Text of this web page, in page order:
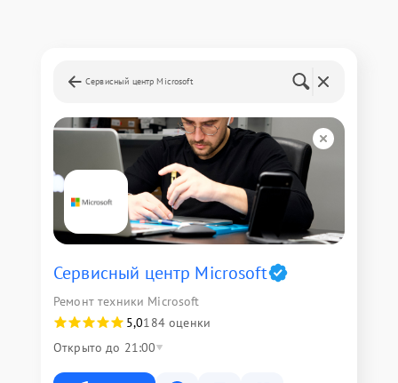
Сервисный центр Microsoft
Сервисный центр Microsoft
Ремонт техники Microsoft
5,0184 оценки
Открыто до 21:00